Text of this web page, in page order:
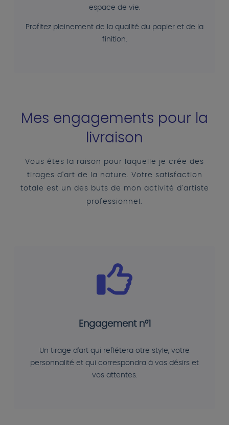
espace de vie.
Profitez pleinement de la qualité du papier et de la
finition.
Mes engagements pour la
livraison
Vous êtes la raison pour laquelle je crée des
tirages d'art de la nature. Votre satisfaction
totale est un des buts de mon activité d'artiste
professionnel.
Engagement n°1
Un tirage d'art qui reflétera otre style, votre
personnalité et qui correspondra à vos désirs et
vos attentes.